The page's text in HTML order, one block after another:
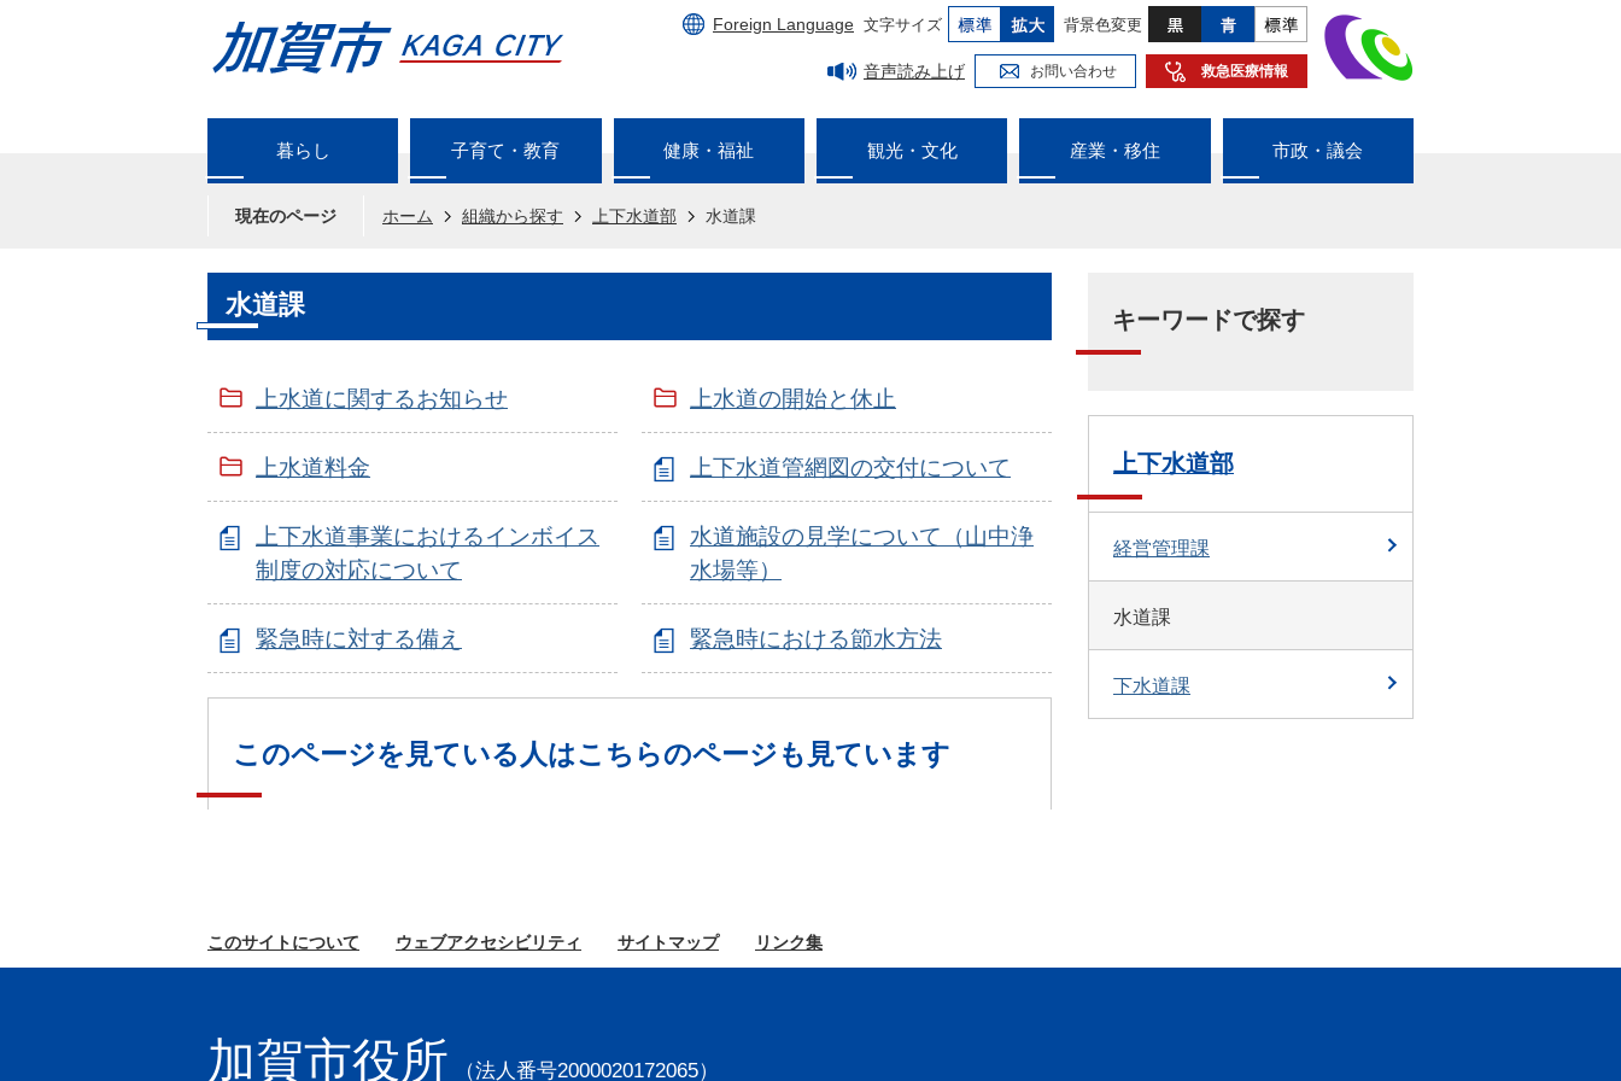
Foreign Language 文字サイズ 背景色変更
音声読み上げ お問い合わせ 救急医療情報
暮らし 子育て・教育 健康・福祉 観光・文化 産業・移住 市政・議会
現在のページ ホーム 組織から探す 上下水道部 水道課
水道課
上水道に関するお知らせ 上水道の開始と休止
上水道料金 上下水道管網図の交付について
上下水道事業におけるインボイス
制度の対応について
水道施設の見学について（山中浄
水場等）
緊急時に対する備え 緊急時における節水方法
このページを見ている人はこちらのページも見ています
キーワードで探す
上下水道部
経営管理課
水道課
下水道課
このサイトについて ウェブアクセシビリティ サイトマップ リンク集
加賀市役所 （法人番号2000020172065）